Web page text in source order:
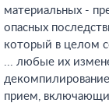
материальных -
опасных
который в целом
... любые их
прием,